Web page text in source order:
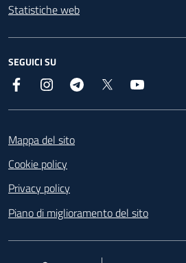
Statistiche web
SEGUICI SU
Facebook InstagramTelegram
Mappa del sito
Cookie policy
Privacy policy
Piano di miglioramento del sito